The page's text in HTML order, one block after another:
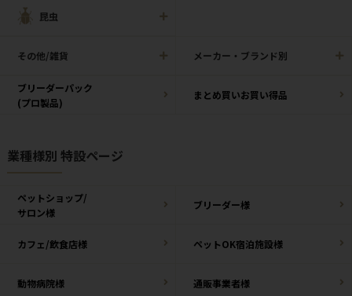
昆虫
その他/雑貨 メーカー・ブランド別
ブリーダーパック
(プロ製品)
まとめ買いお買い得品
業種様別 特設ページ
ペットショップ/
サロン様
ブリーダー様
カフェ/飲食店様 ペットOK宿泊施設様
動物病院様 通販事業者様